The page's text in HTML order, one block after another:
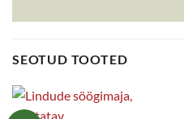
SEOTUD TOOTED